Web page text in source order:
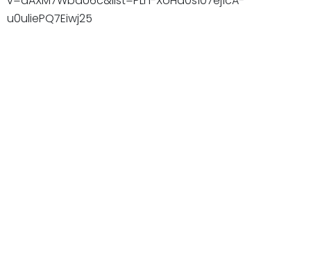
u0uliePQ7Eiwj25